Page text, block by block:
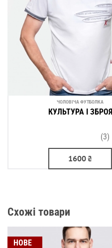
ЧОЛОВІЧА ФУТБОЛКА
КУЛЬТУРА І ЗБРОЯ
(3)
1600₴
Схожі товари
НОВЕ